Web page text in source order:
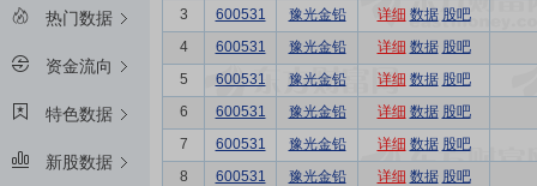
热门数据
资金流向
特色数据
新股数据
3
600531 豫光金铅 详细 数据 股吧
4
600531 豫光金铅 详细 数据 股吧
5
600531 豫光金铅 详细 数据 股吧
6
600531 豫光金铅 详细 数据 股吧
7
600531 豫光金铅 详细 数据 股吧
8
600531 豫光金铅 详细 数据 股吧